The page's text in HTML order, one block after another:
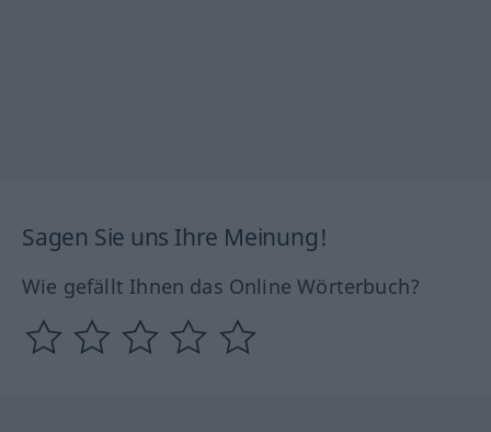
Sagen Sie uns Ihre Meinung!
Wie gefällt Ihnen das Online Wörterbuch?